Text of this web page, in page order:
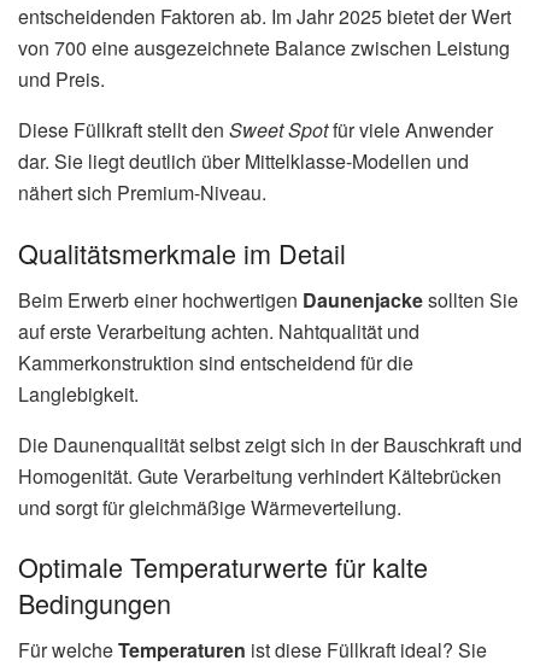
entscheidenden Faktoren ab. Im Jahr 2025 bietet der Wert
von 700 eine ausgezeichnete Balance zwischen Leistung
und Preis.
Diese Füllkraft stellt den Sweet Spotfür viele Anwender
dar. Sie liegt deutlich über Mittelklasse-Modellen und
nähert sich Premium-Niveau.
Qualitätsmerkmale im Detail
Beim Erwerb einer hochwertigen Daunenjackesollten Sie
auf erste Verarbeitung achten. Nahtqualität und
Kammerkonstruktion sind entscheidend für die
Langlebigkeit.
Die Daunenqualität selbst zeigt sich in der Bauschkraft und
Homogenität. Gute Verarbeitung verhindert Kältebrücken
und sorgt für gleichmäßige Wärmeverteilung.
Optimale Temperaturwerte für kalte
Bedingungen
Für welcheTemperaturen ist diese Füllkraft ideal? Sie